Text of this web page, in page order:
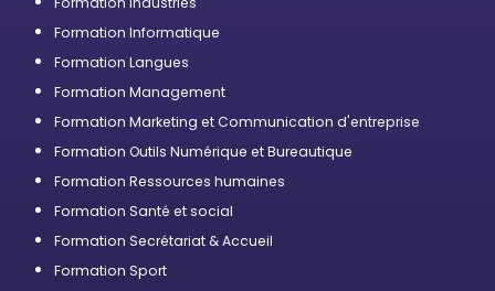
Formation Informatique
Formation Langues
Formation Management
Formation Marketing et Communication d'entreprise
Formation Outils Numérique et Bureautique
Formation Ressources humaines
Formation Santé et social
Formation Secrétariat & Accueil
Formation Sport